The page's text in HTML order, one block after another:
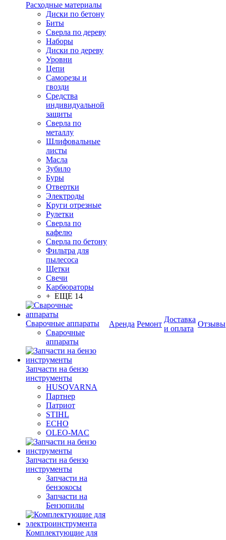
Расходные материалы
Диски по бетону
Биты
Сверла по дереву
Наборы
Диски по дереву
Уровни
Цепи
Саморезы и
гвозди
Средства
индивидуальной
защиты
Сверла по
металлу
Шлифовальные
листы
Масла
Зубило
Буры
Отвертки
Электроды
Круги отрезные
Рулетки
Сверла по
кафелю
Сверла по бетону
Фильтра для
пылесоса
Щетки
Свечи
Карбюраторы
+ ЕЩЕ 14
Сварочные аппараты
Сварочные
аппараты
Запчасти на бензо
инструменты
HUSQVARNA
Партнер
Патриот
STIHL
ECHO
OLEO-MAC
Запчасти на бензо
инструменты
Запчасти на
бензокосы
Запчасти на
Бензопилы
Комплектующие для
Аренда Ремонт
Доставка
и оплата
Отзывы